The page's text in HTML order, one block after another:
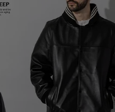
MA-1 フライトジャケット
M-65 フィールドジャケット
M-51 モッズコート
N-1 デッキジャケット
B-3 フライトジャケット
N-3B フライトジャケット
ムートンジャケット・コート
度の申請
！自宅で試着
カスタマイズで
サイズ選びサポー
再入荷案内/受注生
24時間365日-AI